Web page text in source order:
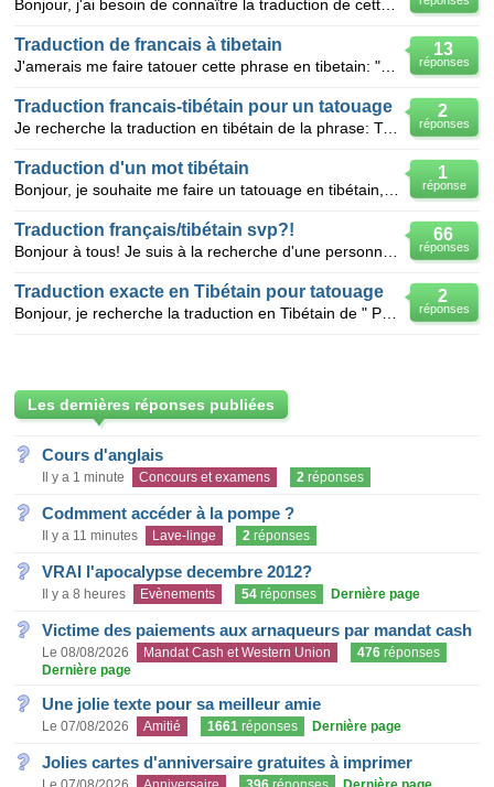
13
réponses
Traduction de francais à tibetain
2
réponses
Traduction francais-tibétain pour un tatouage
Je recherche la traduction en tibétain de la phrase: Tu es ma moitié je suis la tienne. je vous en
1
réponse
Traduction d'un mot tibétain
66
réponses
Traduction français/tibétain svp?!
2
réponses
Traduction exacte en Tibétain pour tatouage
Les dernières réponses publiées
Cours d'anglais
Il y a 1 minute Concours et examens 2 réponses
Codmment accéder à la pompe ?
Il y a 11 minutes Lave-linge 2 réponses
VRAI l'apocalypse decembre 2012?
Il y a 8 heures Evènements 54 réponses Dernière page
Victime des paiements aux arnaqueurs par mandat cash
Le 08/08/2026 Mandat Cash et Western Union 476 réponses
Dernière page
Une jolie texte pour sa meilleur amie
Le 07/08/2026 Amitié 1661 réponses Dernière page
Jolies cartes d'anniversaire gratuites à imprimer